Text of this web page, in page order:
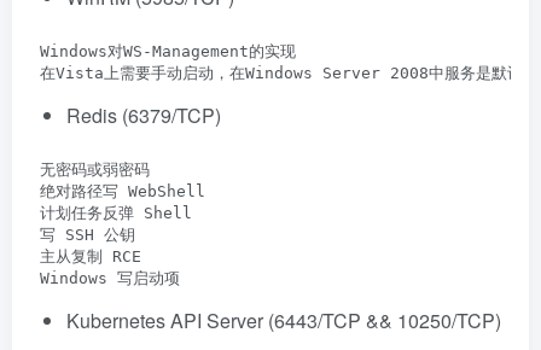
Windows对WS-Management的实现
在Vista上需要手动启动，在Windows Server 2008中服务是默认开
Redis (6379/TCP)
无密码或弱密码
绝对路径写 WebShell
计划任务反弹 Shell
写 SSH 公钥
主从复制 RCE
Windows 写启动项
Kubernetes API Server (6443/TCP && 10250/TCP)